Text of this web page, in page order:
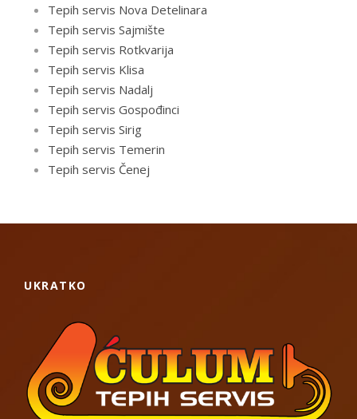
Tepih servis Nova Detelinara
Tepih servis Sajmište
Tepih servis Rotkvarija
Tepih servis Klisa
Tepih servis Nadalj
Tepih servis Gospođinci
Tepih servis Sirig
Tepih servis Temerin
Tepih servis Čenej
UKRATKO